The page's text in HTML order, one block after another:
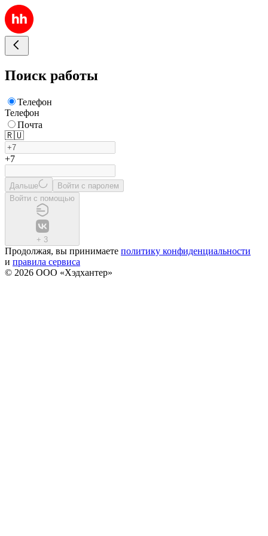
Поиск работы
Телефон
Телефон
Почта
🇷🇺
+7
Дальше
Войти с паролем
Войти с помощью
+ 3
Продолжая, вы принимаете политику конфиденциальности
и правила сервиса
© 2026 ООО «Хэдхантер»